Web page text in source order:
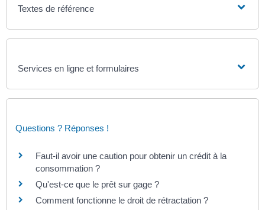
Textes de référence
Services en ligne et formulaires
Questions ? Réponses !
Faut-il avoir une caution pour obtenir un crédit à la
consommation ?
Qu'est-ce que le prêt sur gage ?
Comment fonctionne le droit de rétractation ?